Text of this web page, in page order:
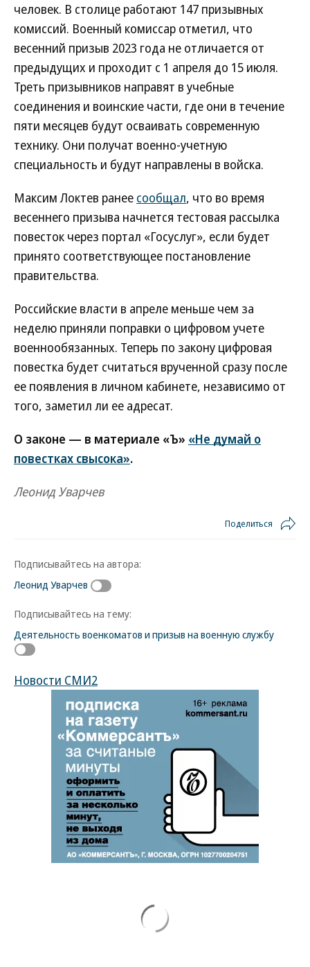
человек. В столице работают 147 призывных
комиссий. Военный комиссар отметил, что
весенний призыв 2023 года не отличается от
предыдущих и проходит с 1 апреля до 15 июля.
Треть призывников направят в учебные
соединения и воинские части, где они в течение
пяти месяцев будут осваивать современную
технику. Они получат военно-учетную
специальность и будут направлены в войска.
Максим Локтев ранее сообщал, что во время
весеннего призыва начнется тестовая рассылка
повесток через портал «Госуслуг», если будет
принято соответствующее постановление
правительства.
Российские власти в апреле меньше чем за
неделю приняли поправки о цифровом учете
военнообязанных. Теперь по закону цифровая
повестка будет считаться врученной сразу после
ее появления в личном кабинете, независимо от
того, заметил ли ее адресат.
О законе — в материале «Ъ» «Не думай о
повестках свысока».
Леонид Уварчев
Поделиться
Подписывайтесь на автора:
Леонид Уварчев
Подписывайтесь на тему:
Деятельность военкоматов и призыв на военную службу
Новости СМИ2